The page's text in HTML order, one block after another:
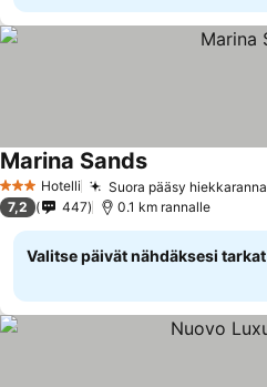
3 Tähtiluokitus
Hotelli Suora pääsy
Marina Sands
7,2 447 0.1 km rannalle
Valitse päivät nähdäksesi